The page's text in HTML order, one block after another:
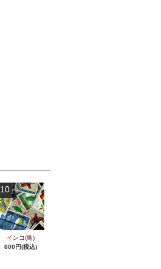
10
インコ(鳥)
600円(税込)